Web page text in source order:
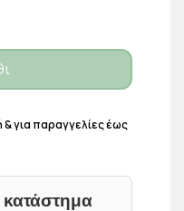
για παραγγελίες έως
κατάστημα